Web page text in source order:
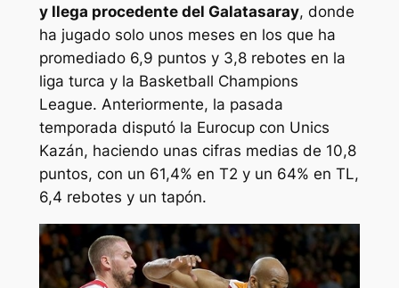
y llega procedente del Galatasaray, donde
ha jugado solo unos meses en los que ha
promediado 6,9 puntos y 3,8 rebotes en la
liga turca y la Basketball Champions
League. Anteriormente, la pasada
temporada disputó la Eurocup con Unics
Kazán, haciendo unas cifras medias de 10,8
puntos, con un 61,4% en T2 y un 64% en TL,
6,4 rebotes y un tapón.